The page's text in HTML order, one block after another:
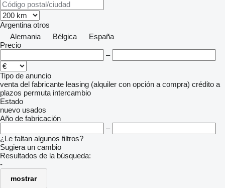
Argentina otros
Alemania
Bélgica
España
Precio
–
Tipo de anuncio
venta del fabricante leasing (alquiler con opción a compra) crédito a
plazos permuta intercambio
Estado
nuevo usados
Año de fabricación
–
¿Le faltan algunos filtros?
Sugiera un cambio
Resultados de la búsqueda:
-
mostrar